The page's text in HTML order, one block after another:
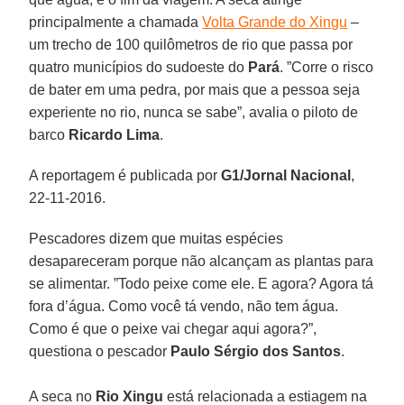
principalmente a chamadaVolta Grande do Xingu –
um trecho de 100 quilômetros de rio que passa por
quatro municípios do sudoeste do Pará. ”Corre o risco
de bater em uma pedra, por mais que a pessoa seja
experiente no rio, nunca se sabe”, avalia o piloto de
barco Ricardo Lima.
A reportagem é publicada porG1/Jornal Nacional ,
22-11-2016.
Pescadores dizem que muitas espécies
desapareceram porque não alcançam as plantas para
se alimentar. ”Todo peixe come ele. E agora? Agora tá
fora d’água. Como você tá vendo, não tem água.
Como é que o peixe vai chegar aqui agora?”,
questiona o pescador Paulo Sérgio dos Santos.
A seca no Rio Xingu está relacionada a estiagem na